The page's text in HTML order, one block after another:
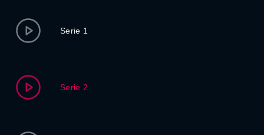
Serie 1
Serie 2